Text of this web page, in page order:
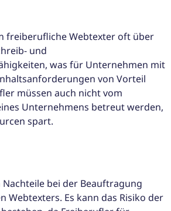
freiberufliche Webtexter oft über
und
was für Unternehmen mit
von Vorteil
müssen auch nicht vom
Unternehmens betreut werden,
spart.
Nachteile bei der Beauftragung
Webtexters. Es kann das Risiko der